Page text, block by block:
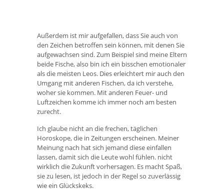
Außerdem ist mir aufgefallen, dass Sie auch von
den Zeichen betroffen sein können, mit denen Sie
aufgewachsen sind. Zum Beispiel sind meine Eltern
beide Fische, also bin ich ein bisschen emotionaler
als die meisten Leos. Dies erleichtert mir auch den
Umgang mit anderen Fischen, da ich verstehe,
woher sie kommen. Mit anderen Feuer- und
Luftzeichen komme ich immer noch am besten
zurecht.
Ich glaube nicht an die frechen, täglichen
Horoskope, die in Zeitungen erscheinen. Meiner
Meinung nach hat sich jemand diese einfallen
lassen, damit sich die Leute wohl fühlen. nicht
wirklich die Zukunft vorhersagen. Es macht Spaß,
sie zu lesen, ist jedoch in der Regel so zuverlässig
wie ein Glückskeks.